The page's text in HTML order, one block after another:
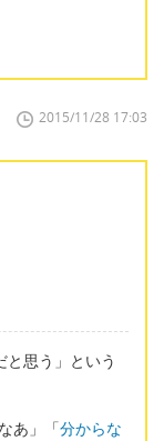
2015/11/28 17:03
と思う」という
あ」「分からな